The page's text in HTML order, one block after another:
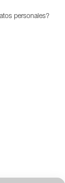
personales?